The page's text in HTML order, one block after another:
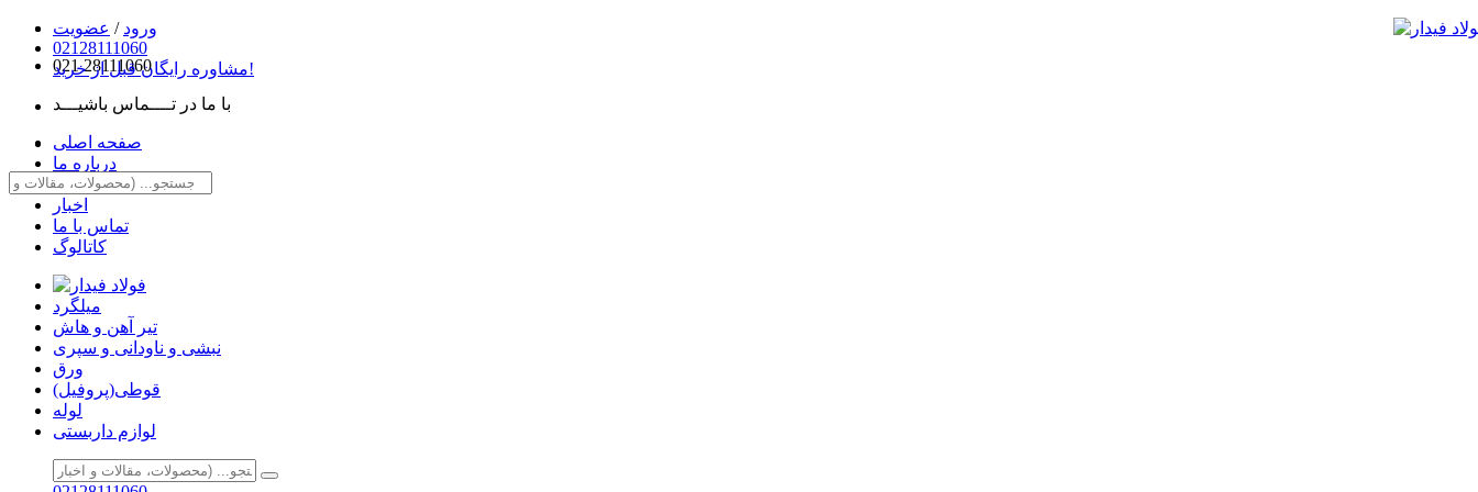
02128111060
مشاوره رایگان قبل از خرید!
ورود / عضویت
021 28111060
با ما در تــــماس باشیـــد
صفحه اصلی
درباره ما
مقالات
اخبار
تماس با ما
کاتالوگ
میلگرد
تیر آهن و هاش
نبشی و ناودانی و سپری
ورق
قوطی(پروفیل)
لوله
لوازم داربستی